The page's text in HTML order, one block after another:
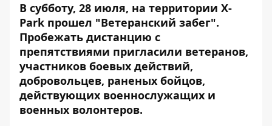
В субботу, 28 июля, на территории X-
Park прошел "Ветеранский забег".
Пробежать дистанцию с
препятствиями пригласили ветеранов,
участников боевых действий,
добровольцев, раненых бойцов,
действующих военнослужащих и
военных волонтеров.